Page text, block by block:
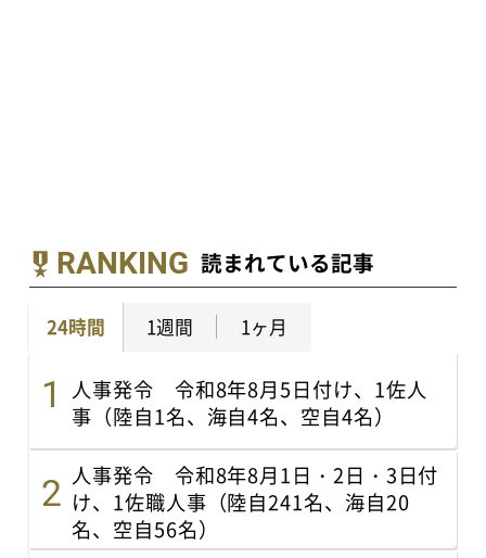
RANKING 読まれている記事
24時間 1週間 1ヶ月
人事発令 令和8年8月5日付け、1佐人
事（陸自1名、海自4名、空自4名）
人事発令 令和8年8月1日・2日・3日付
け、1佐職人事（陸自241名、海自20
名、空自56名）